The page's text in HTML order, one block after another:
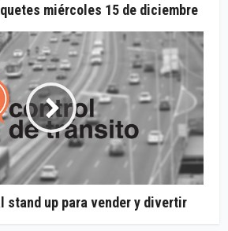
miércoles 15 de diciembre
stand up para vender y divertir